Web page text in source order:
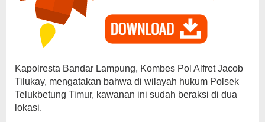
Kapolresta Bandar Lampung, Kombes Pol Alfret Jacob
Tilukay, mengatakan bahwa di wilayah hukum Polsek
Telukbetung Timur, kawanan ini sudah beraksi di dua
lokasi.